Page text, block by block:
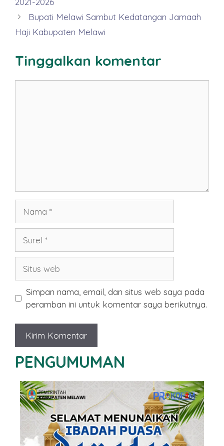
Bupati Melawi Sambut Kedatangan Jamaah
Haji Kabupaten Melawi
Tinggalkan komentar
web
Simpan nama, email, dan situs web saya pada
peramban ini untuk komentar saya berikutnya.
PENGUMUMAN